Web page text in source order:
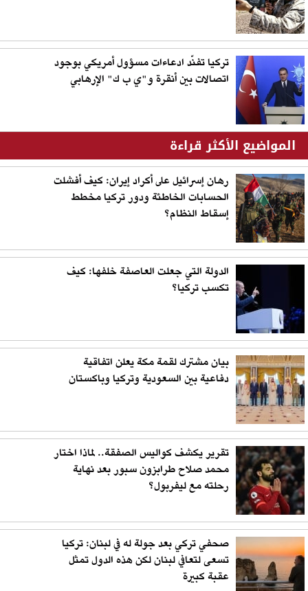
تركيا تفنّد ادعاءات مسؤول أمريكي بوجود
اتصالات بين أنقرة و"ي ب ك" الإرهابي
المواضيع الأكثر قراءة
رهان إسرائيل على أكراد إيران: كيف أفشلت
الحسابات الخاطئة ودور تركيا مخطط
إسقاط النظام؟
الدولة التي جعلت العاصفة خلفها: كيف
تكسب تركيا؟
بيان مشترك لقمة مكة يعلن اتفاقية
دفاعية بين السعودية وتركيا وباكستان
تقرير يكشف كواليس الصفقة.. لماذا اختار
محمد صلاح طرابزون سبور بعد نهاية
رحلته مع ليفربول؟
صحفي تركي بعد جولة له في لبنان: تركيا
تسعى لتعافي لبنان لكن هذه الدول تمثل
عقبة كبيرة